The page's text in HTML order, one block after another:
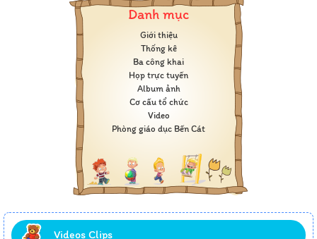
Danh mục
Giới thiệu
Thống kê
Ba công khai
Họp trực tuyến
Album ảnh
Cơ cấu tổ chức
Video
Phòng giáo dục Bến Cát
Videos Clips